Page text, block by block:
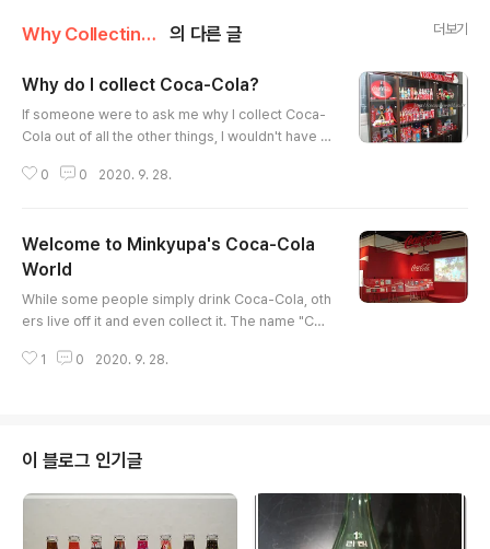
Why Collecting Coke? 의 다른 글 더보기
Why do I collect Coca-Cola?
If someone were to ask me why I collect Coca-
Cola out of all the other things, I wouldn't have a
I were to think about it a little more, it would be
something with it later. I've always loved collecti
ng things. I guess it's just my natural t..
0 0 2020. 9. 28.
Welcome to Minkyupa's Coca-Cola
World
While some people simply drink Coca-Cola, oth
ers live off it and even collect it. The name "Coc
s, the company has invested extensively in mar
characters, including Santa Claus. And, unbekno
wnst to most, the ..
1 0 2020. 9. 28.
이 블로그 인기글